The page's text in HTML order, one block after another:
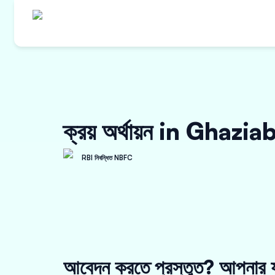
ক্রয় অর্থায়ন in
RBI নিবন্ধিত NBFC
আবেদন করতে প্রস্তুত? আপনার